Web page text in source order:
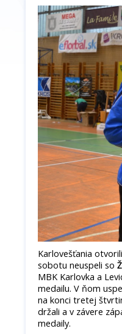
Karlovešťania
sobotu neuspeli so
MBK Karlovka a
medailu. V ňom
na konci tretej
držali a v závere
medaily.